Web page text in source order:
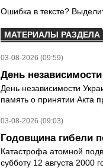
Ошибка в тексте?
МАТЕРИАЛЫ РАЗДЕЛА
03-08-2026 (09:59)
День
День независимости
память о принятии Акта
03-08-2026 (09:03)
Годовщина гибели
Катастрофа атомной
субботу 12 августа 2000